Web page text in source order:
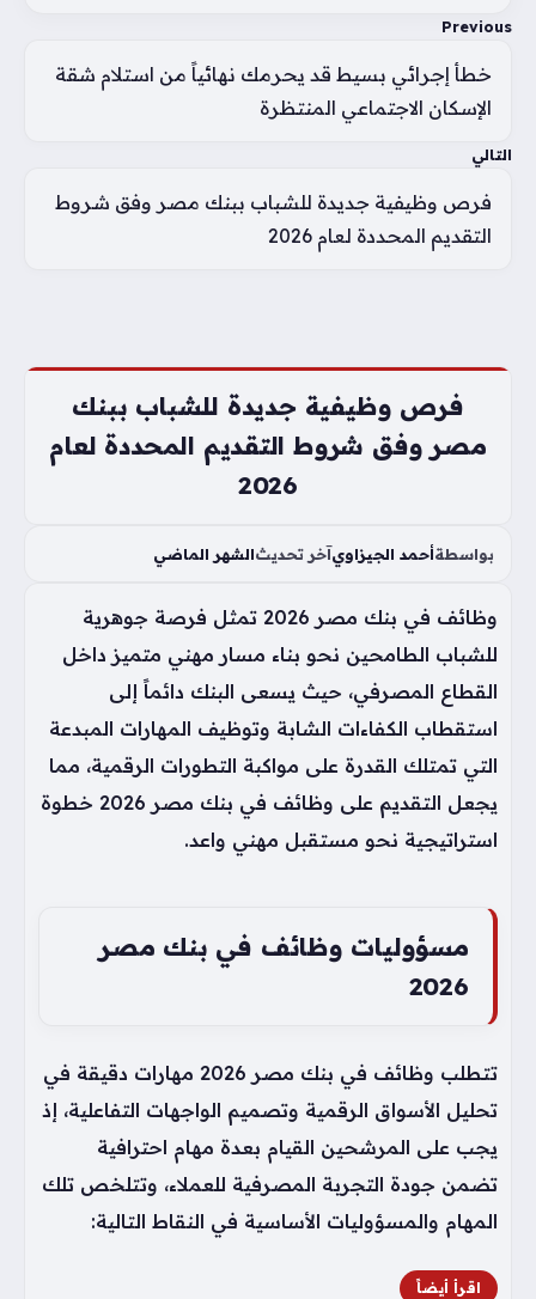
Previous
خطأ إجرائي بسيط قد يحرمك نهائياً من استلام شقة
الإسكان الاجتماعي المنتظرة
التالي
فرص وظيفية جديدة للشباب ببنك مصر وفق شروط
التقديم المحددة لعام 2026
فرص وظيفية جديدة للشباب ببنك
مصر وفق شروط التقديم المحددة لعام
2026
بواسطةأحمد الجيزاويآخر تحديثالشهر الماضي
وظائف في بنك مصر 2026 تمثل فرصة جوهرية
للشباب الطامحين نحو بناء مسار مهني متميز داخل
القطاع المصرفي، حيث يسعى البنك دائماً إلى
استقطاب الكفاءات الشابة وتوظيف المهارات المبدعة
التي تمتلك القدرة على مواكبة التطورات الرقمية، مما
يجعل التقديم على وظائف في بنك مصر 2026 خطوة
استراتيجية نحو مستقبل مهني واعد.
مسؤوليات وظائف في بنك مصر
2026
تتطلب وظائف في بنك مصر 2026 مهارات دقيقة في
تحليل الأسواق الرقمية وتصميم الواجهات التفاعلية، إذ
يجب على المرشحين القيام بعدة مهام احترافية
تضمن جودة التجربة المصرفية للعملاء، وتتلخص تلك
المهام والمسؤوليات الأساسية في النقاط التالية:
اقرأ أيضاً